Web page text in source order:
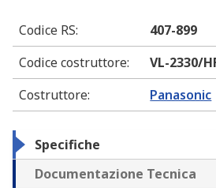
Codice RS:
407-899
Codice costruttore:
VL-2330/
Costruttore: Panasonic
Specifiche
Documentazione Tecnica